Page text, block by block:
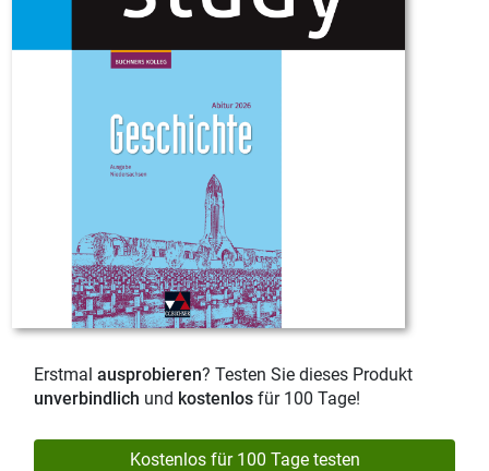
Erstmal ausprobieren? Testen Sie dieses Produkt
unverbindlich und kostenlos für 100 Tage!
Kostenlos für 100 Tage testen